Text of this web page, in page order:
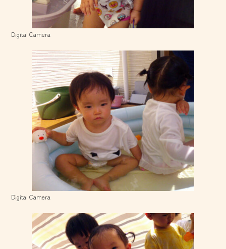
Digital Camera
Digital Camera